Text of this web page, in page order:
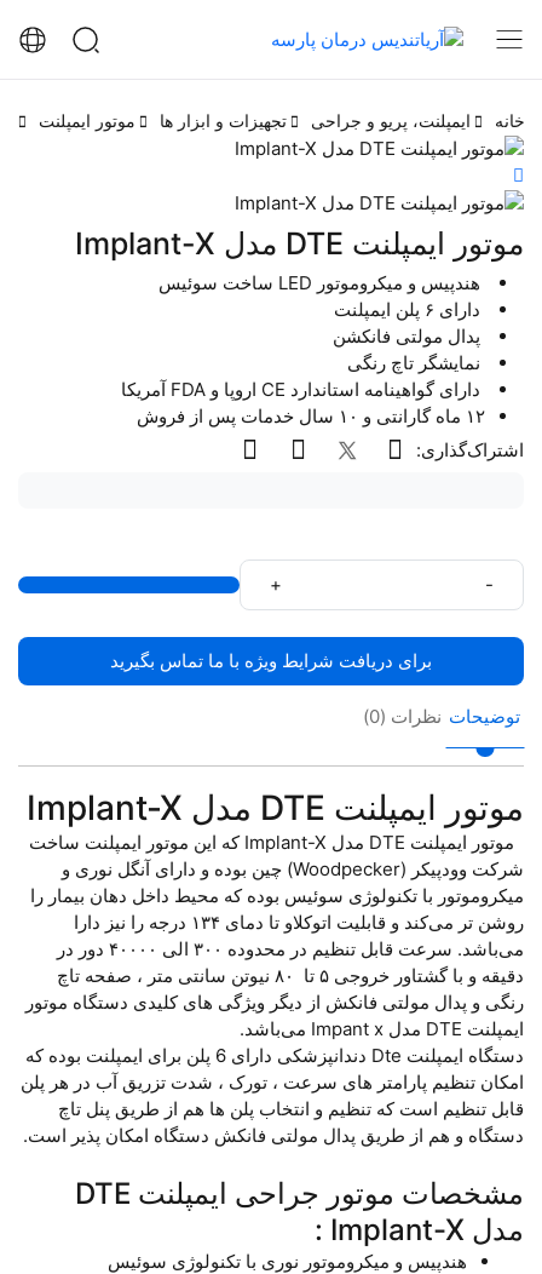
خانه ایمپلنت، پریو و جراحی تجهیزات و ابزار ها موتور ایمپلنت
موتور ایمپلنت DTE مدل Implant-X
هندپیس و میکروموتور LED ساخت سوئیس
دارای ۶ پلن ایمپلنت
پدال مولتی فانکشن
نمایشگر تاچ رنگی
دارای گواهینامه استاندارد CE اروپا و FDA آمریکا
۱۲ ماه گارانتی و ۱۰ سال خدمات پس از فروش
اشتراک‌گذاری:
-
+
برای دریافت شرایط ویژه با ما تماس بگیرید
توضیحات نظرات (0)
موتور ایمپلنت DTE مدل Implant-X
موتور ایمپلنت DTE مدل Implant-X که این موتور ایمپلنت ساخت
شرکت وودپیکر (Woodpecker) چین بوده و دارای آنگل نوری و
میکروموتور با تکنولوژی سوئیس بوده که محیط داخل دهان بیمار را
روشن تر می‌کند و قابلیت اتوکلاو تا دمای ۱۳۴ درجه را نیز دارا
می‌باشد. سرعت قابل تنظیم در محدوده ۳۰۰ الی ۴۰۰۰۰ دور در
دقیقه و با گشتاور خروجی ۵ تا ۸۰ نیوتن سانتی متر ، صفحه تاچ
رنگی و پدال مولتی فانکش از دیگر ویژگی های کلیدی دستگاه موتور
ایمپلنت DTE مدل Impant x می‌باشد.
دستگاه ایمپلنت Dte دندانپزشکی دارای 6 پلن برای ایمپلنت بوده که
امکان تنظیم پارامتر های سرعت ، تورک ، شدت تزریق آب در هر پلن
قابل تنظیم است که تنظیم و انتخاب پلن ها هم از طریق پنل تاچ
دستگاه و هم از طریق پدال مولتی فانکش دستگاه امکان پذیر است.
مشخصات موتور جراحی ایمپلنت DTE
مدل Implant-X :
هندپیس و میکروموتور نوری با تکنولوژی سوئیس